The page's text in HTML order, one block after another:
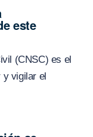
este
(CNSC) es el
vigilar el